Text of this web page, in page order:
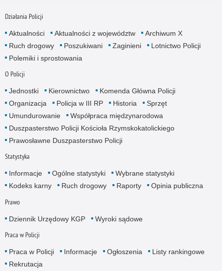
Działania Policji
Aktualności Aktualności z województw
Archiwum X
Ruch drogowy
Poszukiwani Zaginieni
Lotnictwo Policji
Polemiki i sprostowania
O Policji
Jednostki Kierownictwo
Komenda Główna Policji
Organizacja
Policja w III RP Historia
Sprzęt
Umundurowanie
Współpraca międzynarodowa
Duszpasterstwo Policji Kościoła Rzymskokatolickiego
Prawosławne Duszpasterstwo Policji
Statystyka
Informacje Ogólne statystyki
Wybrane statystyki
Kodeks karny
Ruch drogowy Raporty Opinia publiczna
Prawo
Dziennik Urzędowy KGP Wyroki sądowe
Praca w Policji
Praca w Policji Informacje Ogłoszenia
Listy rankingowe
Rekrutacja